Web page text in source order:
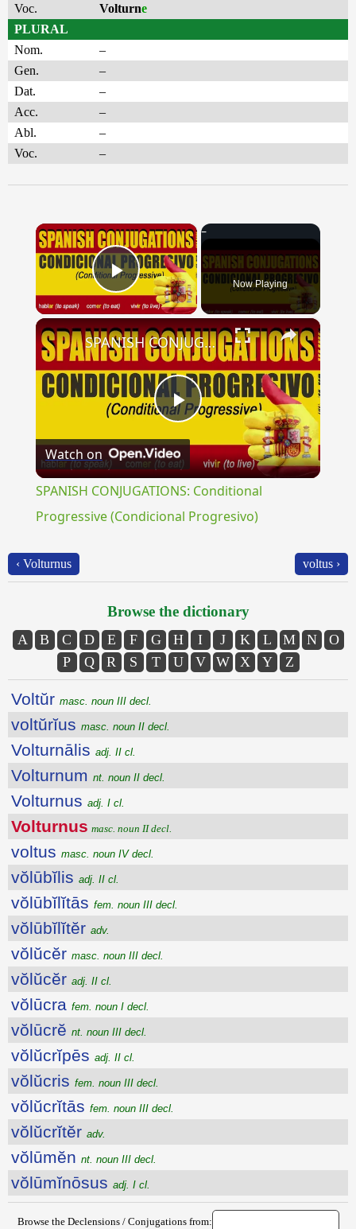
Voc.
Volturne
PLURAL
Nom.
–
Gen.
–
Dat.
–
Acc.
–
Abl.
–
Voc.
–
×
Play Video Now Playing
×
Play
Video
SPANISH CONJUGATIONS: Conditional Progressive (Condicional Progresivo)
Watch on
SPANISH CONJUGATIONS: Conditional
Progressive (Condicional Progresivo)
‹ Volturnus voltus ›
Browse the dictionary
A B C D E F G H I J K L M N
O
P
Q R S T U V W X Y Z
Voltŭr masc. noun III decl.
voltŭrĭus masc. noun II decl.
Volturnālis adj. II cl.
Volturnum nt. noun II decl.
Volturnus adj. I cl.
Volturnus masc. noun II decl.
voltus masc. noun IV decl.
vŏlūbĭlis adj. II cl.
vŏlūbĭlĭtās fem. noun III decl.
vŏlūbĭlĭtĕr adv.
vŏlŭcĕr masc. noun III decl.
vŏlŭcĕr adj. II cl.
vŏlūcra fem. noun I decl.
vŏlūcrĕ nt. noun III decl.
vŏlŭcrĭpēs adj. II cl.
vŏlŭcris fem. noun III decl.
vŏlŭcrĭtās fem. noun III decl.
vŏlŭcrĭtĕr adv.
vŏlūmĕn nt. noun III decl.
vŏlūmĭnōsus adj. I cl.
Browse the Declensions / Conjugations from: